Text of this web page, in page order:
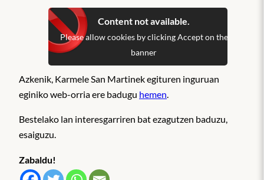
Content not available.
Please allow cookies by clicking Accept on the
banner
Azkenik, Karmele San Martinek egituren inguruan
eginiko web-orria ere badugu hemen.
Bestelako lan interesgarriren bat ezagutzen baduzu,
esaiguzu.
Zabaldu!